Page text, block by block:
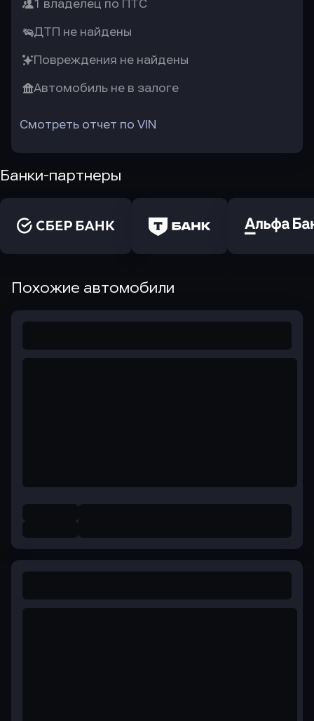
1 владелец по ПТС
ДТП не найдены
Повреждения не найдены
Автомобиль не в залоге
Смотреть отчет по VIN
Банки-партнеры
Похожие автомобили